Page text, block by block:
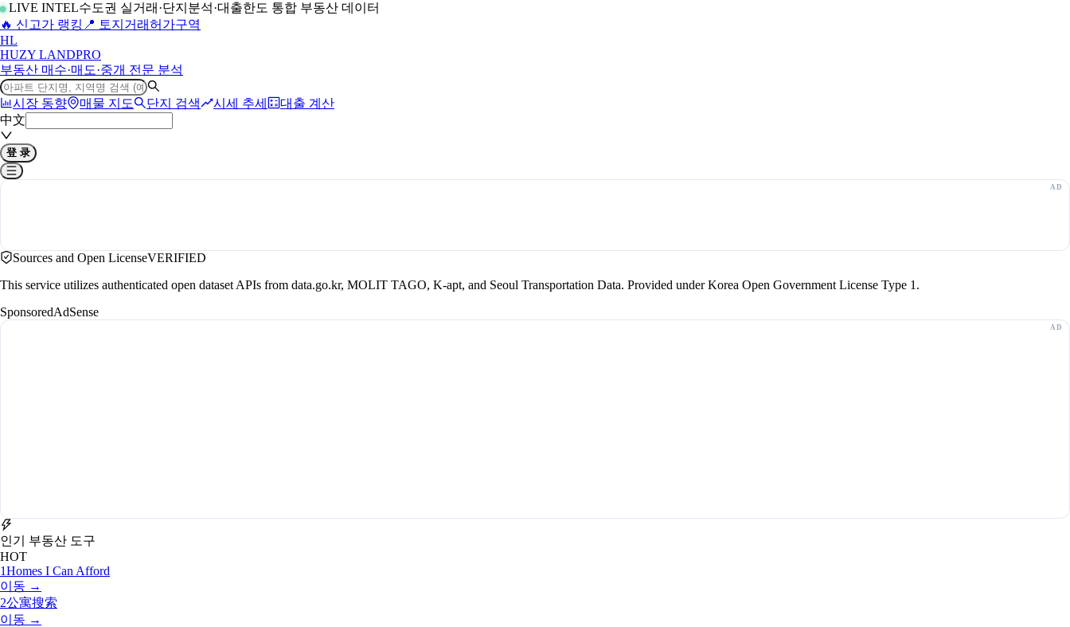
LIVE INTEL수도권 실거래·단지분석·대출한도 통합 부동산 데이터
🔥 신고가 랭킹 📍 토지거래허가구역
HL
HUZY LANDPRO
부동산 매수·매도·중개 전문 분석
시장 동향 매물 지도 단지 검색 시세 추세
대출 계산
中文
登 录
Sources and Open LicenseVERIFIED
This service utilizes authenticated open dataset APIs from data.go.kr, MOLIT TAGO, K-apt, and Seoul Transportation Data. Provided under Korea Open Government License Type 1.
SponsoredAdSense
인기 부동산 도구
HOT
1Homes I Can Afford
이동 →
2公寓搜索
이동 →